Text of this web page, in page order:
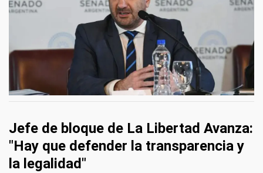
Jefe de bloque de La Libertad Avanza:
"Hay que defender la transparencia y
la legalidad"